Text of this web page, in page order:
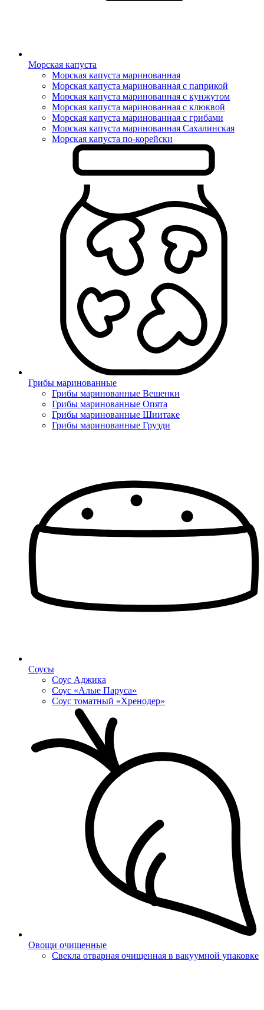
Морская капуста
Морская капуста маринованная
Морская капуста маринованная с паприкой
Морская капуста маринованная с кунжутом
Морская капуста маринованная с клюквой
Морская капуста маринованная с грибами
Морская капуста маринованная Сахалинская
Морская капуста по-корейски
Грибы маринованные
Грибы маринованные Вешенки
Грибы маринованные Опята
Грибы маринованные Шиитаке
Грибы маринованные Грузди
Соусы
Соус Аджика
Соус «Алые Паруса»
Соус томатный «Хренодер»
Овощи очищенные
Свекла отварная очищенная в вакуумной упаковке